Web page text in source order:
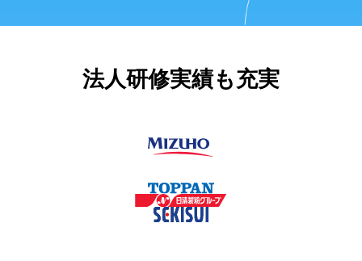
法人研修実績も充実